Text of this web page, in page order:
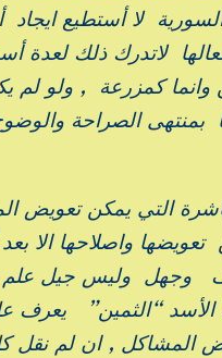
لا أستطيع
لاتدرك ذلك لعدة
وانما كمزرعة , ولو
الصراحة
التي يمكن تعويض
واصلاحها الا
وجهل وليس جيل
الأسد “الثمين”
المشاكل , ان لم نقل